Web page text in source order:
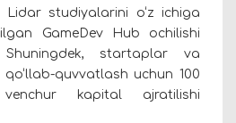
studiyalarini o‘z ichiga
GameDev Hub ochilishi
Shuningdek, startaplar va
quvvatlash uchun 100
kapital ajratilishi